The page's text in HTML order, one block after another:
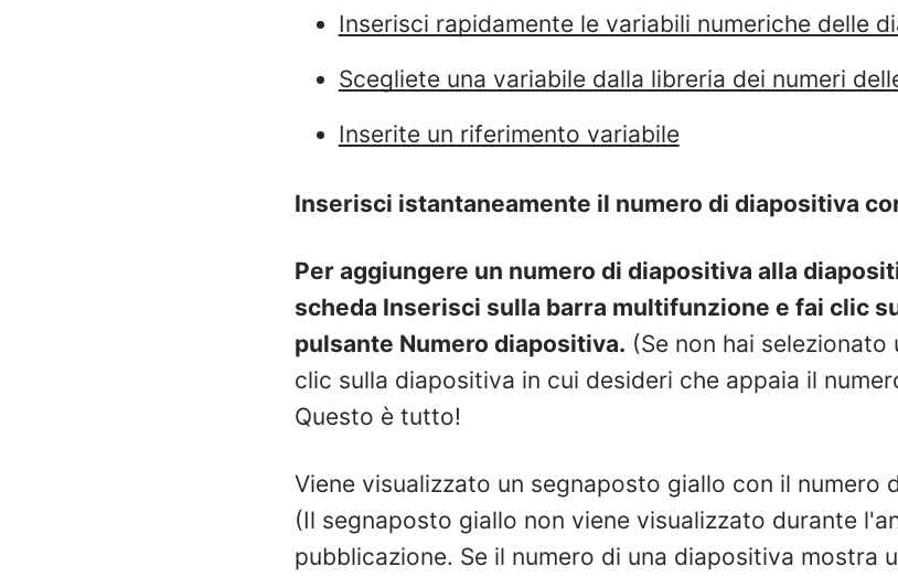
Inserisci rapidamente le variabili numeriche delle
Scegliete una variabile dalla libreria dei numeri
Inserite un riferimento variabile
Inserisci istantaneamente il numero di diapositiva
Per aggiungere un numero di diapositiva alla
scheda Inserisci sulla barra multifunzione e fai clic
pulsante Numero diapositiva. (Se non hai
clic sulla diapositiva in cui desideri che appaia il
Questo è tutto!
Viene visualizzato un segnaposto giallo con il numero
(Il segnaposto giallo non viene visualizzato durante
pubblicazione. Se il numero di una diapositiva mostra